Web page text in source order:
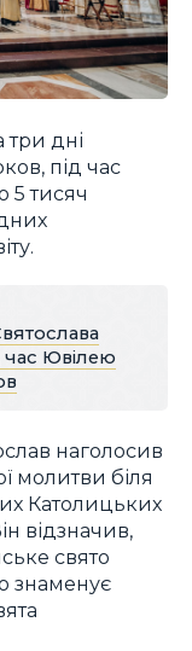
три дні
під час
5 тисяч
Ювілею
наголосив
молитви біля
Католицьких
відзначив,
свято
знаменує